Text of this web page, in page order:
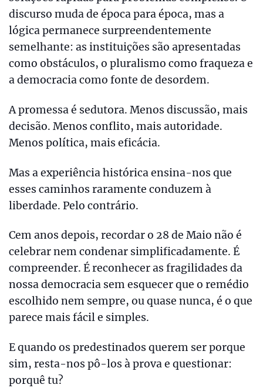
discurso muda de época para época, mas a
lógica permanece surpreendentemente
semelhante: as instituições são apresentadas
como obstáculos, o pluralismo como fraqueza e
a democracia como fonte de desordem.
A promessa é sedutora. Menos discussão, mais
decisão. Menos conflito, mais autoridade.
Menos política, mais eficácia.
Mas a experiência histórica ensina-nos que
esses caminhos raramente conduzem à
liberdade. Pelo contrário.
Cem anos depois, recordar o 28 de Maio não é
celebrar nem condenar simplificadamente. É
compreender. É reconhecer as fragilidades da
nossa democracia sem esquecer que o remédio
escolhido nem sempre, ou quase nunca, é o que
parece mais fácil e simples.
E quando os predestinados querem ser porque
sim, resta-nos pô-los à prova e questionar:
porquê tu?